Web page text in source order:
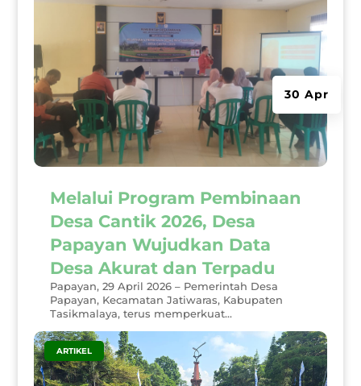
Melalui Program Pembinaan
Desa Cantik 2026, Desa
Papayan Wujudkan Data
Desa Akurat dan Terpadu
30 Apr
Papayan, 29 April 2026 – Pemerintah Desa
Papayan, Kecamatan Jatiwaras, Kabupaten
Tasikmalaya, terus memperkuat...
ARTIKEL